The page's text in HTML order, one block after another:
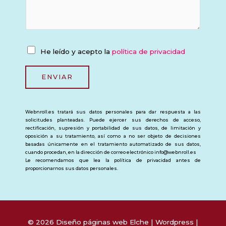
í
i
c
a
d
e
i
He leído y acepto la política de privacidad
ENVIAR
Webnroll.es tratará sus datos personales para dar respuesta a las
solicitudes planteadas. Puede ejercer sus derechos de acceso,
rectificación, supresión y portabilidad de sus datos, de limitación y
oposición a su tratamiento, así como a no ser objeto de decisiones
basadas únicamente en el tratamiento automatizado de sus datos,
cuando procedan, en la dirección de correo electrónico info@webnroll.es
Le recomendamos que lea la política de privacidad antes de
proporcionarnos sus datos personales.
© 2026 Diseño páginas web Elche | Wordpress |